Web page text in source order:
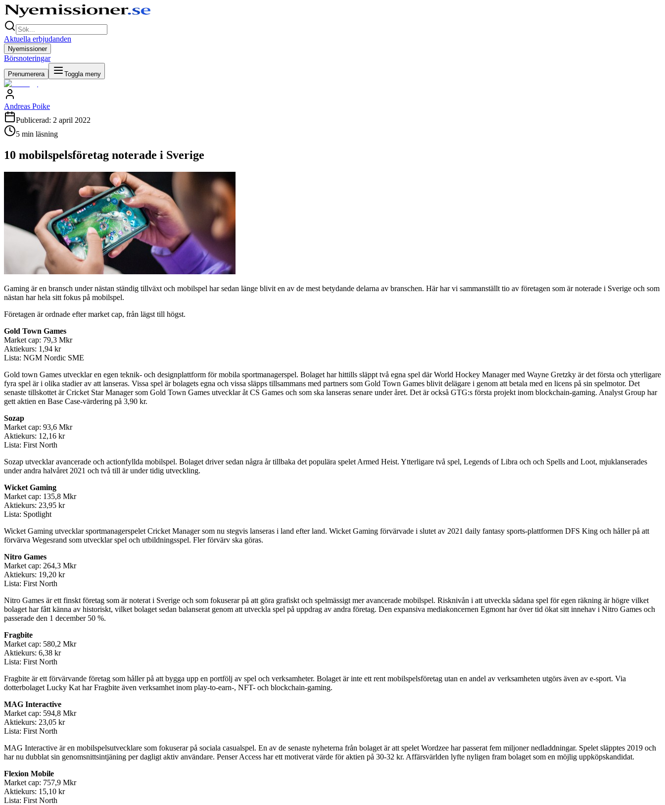
Aktuella erbjudanden
Nyemissioner
Börsnoteringar
Prenumerera Toggla meny
Andreas Poike
Publicerad: 2 april 2022
5 min läsning
10 mobilspelsföretag noterade i Sverige
Gaming är en bransch under nästan ständig tillväxt och mobilspel har sedan länge blivit en av de mest betydande delarna av branschen. Här har vi sammanställt tio av företagen som är noterade i Sverige och som
nästan har hela sitt fokus på mobilspel.
Företagen är ordnade efter market cap, från lägst till högst.
Gold Town Games
Market cap: 79,3 Mkr
Aktiekurs: 1,94 kr
Lista: NGM Nordic SME
Gold town Games utvecklar en egen teknik- och designplattform för mobila sportmanagerspel. Bolaget har hittills släppt två egna spel där World Hockey Manager med Wayne Gretzky är det första och ytterligare
fyra spel är i olika stadier av att lanseras. Vissa spel är bolagets egna och vissa släpps tillsammans med partners som Gold Town Games blivit delägare i genom att betala med en licens på sin spelmotor. Det
senaste tillskottet är Cricket Star Manager som Gold Town Games utvecklar åt CS Games och som ska lanseras senare under året. Det är också GTG:s första projekt inom blockchain-gaming. Analyst Group har
gett aktien en Base Case-värdering på 3,90 kr.
Sozap
Market cap: 93,6 Mkr
Aktiekurs: 12,16 kr
Lista: First North
Sozap utvecklar avancerade och actionfyllda mobilspel. Bolaget driver sedan några år tillbaka det populära spelet Armed Heist. Ytterligare två spel, Legends of Libra och och Spells and Loot, mjuklanserades
under andra halvåret 2021 och två till är under tidig utveckling.
Wicket Gaming
Market cap: 135,8 Mkr
Aktiekurs: 23,95 kr
Lista: Spotlight
Wicket Gaming utvecklar sportmanagerspelet Cricket Manager som nu stegvis lanseras i land efter land. Wicket Gaming förvärvade i slutet av 2021 daily fantasy sports-plattformen DFS King och håller på att
förvärva Wegesrand som utvecklar spel och utbildningsspel. Fler förvärv ska göras.
Nitro Games
Market cap: 264,3 Mkr
Aktiekurs: 19,20 kr
Lista: First North
Nitro Games är ett finskt företag som är noterat i Sverige och som fokuserar på att göra grafiskt och spelmässigt mer avancerade mobilspel. Risknivån i att utveckla sådana spel för egen räkning är högre vilket
bolaget har fått känna av historiskt, vilket bolaget sedan balanserat genom att utveckla spel på uppdrag av andra företag. Den expansiva mediakoncernen Egmont har över tid ökat sitt innehav i Nitro Games och
passerade den 1 december 50 %.
Fragbite
Market cap: 580,2 Mkr
Aktiekurs: 6,38 kr
Lista: First North
Fragbite är ett förvärvande företag som håller på att bygga upp en portfölj av spel och verksamheter. Bolaget är inte ett rent mobilspelsföretag utan en andel av verksamheten utgörs även av e-sport. Via
dotterbolaget Lucky Kat har Fragbite även verksamhet inom play-to-earn-, NFT- och blockchain-gaming.
MAG Interactive
Market cap: 594,8 Mkr
Aktiekurs: 23,05 kr
Lista: First North
MAG Interactive är en mobilspelsutvecklare som fokuserar på sociala casualspel. En av de senaste nyheterna från bolaget är att spelet Wordzee har passerat fem miljoner nedladdningar. Spelet släpptes 2019 och
har nu dubblat sin genomsnittsintjäning per dagligt aktiv användare. Penser Access har ett motiverat värde för aktien på 30-32 kr. Affärsvärlden lyfte nyligen fram bolaget som en möjlig uppköpskandidat.
Flexion Mobile
Market cap: 757,9 Mkr
Aktiekurs: 15,10 kr
Lista: First North